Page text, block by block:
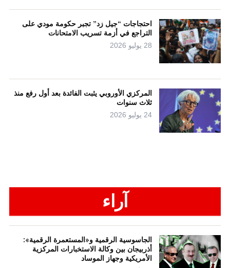
احتجاجات “جيل زد” تجبر حكومة مودي على
التراجع في أزمة تسريب الامتحانات
28 يوليو 2026
المركزي الأوروبي يثبت الفائدة بعد أول رفع منذ
ثلاث سنوات
24 يوليو 2026
آراء
الجاسوسية الرقمية و«المستعمرة الرقمية»:
أذربيجان بين وكالة الاستخبارات المركزية
الأمريكية وجهاز الموساد